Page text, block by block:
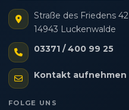
Straße des Friedens 42
14943 Luckenwalde
03371 / 400 99 25
Kontakt aufnehmen
FOLGE UNS